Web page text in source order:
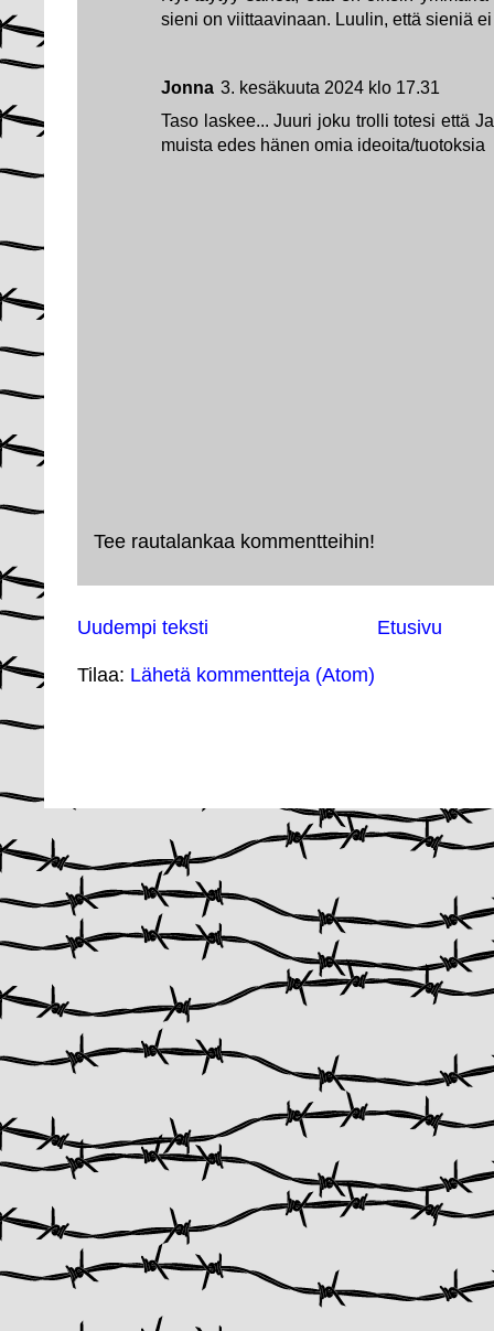
sieni on viittaavinaan. Luulin, että sieniä
Jonna 3. kesäkuuta 2024 klo 17.31
Taso laskee... Juuri joku trolli totesi että
muista edes hänen omia ideoita/tuotoksia
Tee rautalankaa kommentteihin!
Uudempi teksti Etusivu
Tilaa: Lähetä kommentteja (Atom)